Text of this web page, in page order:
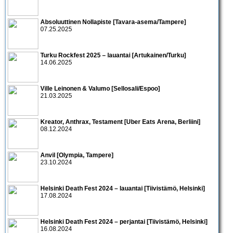
Absoluuttinen Nollapiste [Tavara-asema/Tampere]
07.25.2025
Turku Rockfest 2025 – lauantai [Artukainen/Turku]
14.06.2025
Ville Leinonen & Valumo [Sellosali/Espoo]
21.03.2025
Kreator, Anthrax, Testament [Uber Eats Arena, Berliini]
08.12.2024
Anvil [Olympia, Tampere]
23.10.2024
Helsinki Death Fest 2024 – lauantai [Tiivistämö, Helsinki]
17.08.2024
Helsinki Death Fest 2024 – perjantai [Tiivistämö, Helsinki]
16.08.2024